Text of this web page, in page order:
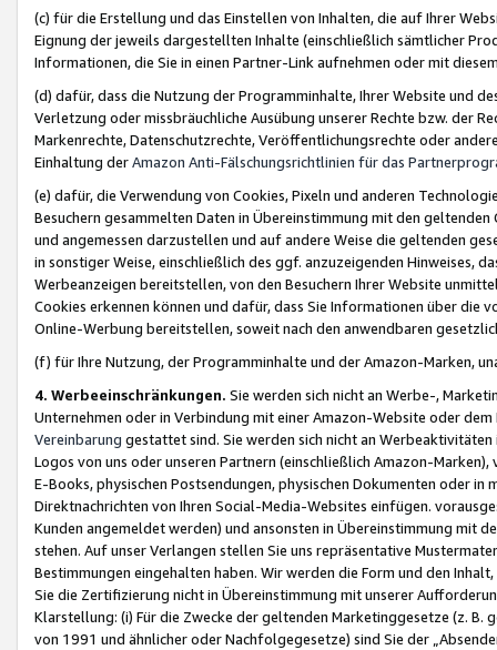
(c) für die Erstellung und das Einstellen von Inhalten, die auf Ihrer
Eignung der jeweils dargestellten Inhalte (einschließlich sämtlicher
Informationen, die Sie in einen Partner-Link aufnehmen oder mit
(d) dafür, dass die Nutzung der Programminhalte, Ihrer Website und
Verletzung oder missbräuchliche Ausübung unserer Rechte bzw. der
Markenrechte, Datenschutzrechte, Veröffentlichungsrechte oder
Einhaltung derAmazon Anti-Fälschungsrichtlinien für das
(e) dafür, die Verwendung von Cookies, Pixeln und anderen
Besuchern gesammelten Daten in Übereinstimmung mit den
und angemessen darzustellen und auf andere Weise die geltenden
in sonstiger Weise, einschließlich des ggf. anzuzeigenden Hinweises,
Werbeanzeigen bereitstellen, von den Besuchern Ihrer Website
Cookies erkennen können und dafür, dass Sie Informationen über die
Online-Werbung bereitstellen, soweit nach den anwendbaren
(f) für Ihre Nutzung, der Programminhalte und der Amazon-Marken,
4. Werbeeinschränkungen. Sie werden sich nicht an Werbe-,
Unternehmen oder in Verbindung mit einer Amazon-Website oder
Vereinbarung gestattet sind. Sie werden sich nicht an
Logos von uns oder unseren Partnern (einschließlich Amazon-
E-Books, physischen Postsendungen, physischen Dokumenten oder in
Direktnachrichten von Ihren Social-Media-Websites einfügen.
Kunden angemeldet werden) und ansonsten in Übereinstimmung mit
stehen. Auf unser Verlangen stellen Sie uns repräsentative
Bestimmungen eingehalten haben. Wir werden die Form und den
Sie die Zertifizierung nicht in Übereinstimmung mit unserer
Klarstellung: (i) Für die Zwecke der geltenden Marketinggesetze (z. B.
von 1991 und ähnlicher oder Nachfolgegesetze) sind Sie der